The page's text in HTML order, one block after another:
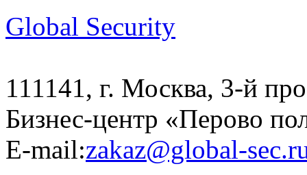
Global Security
111141, г. Москва, 3-й
Бизнес-центр «Перово
E-mail:zakaz@global-